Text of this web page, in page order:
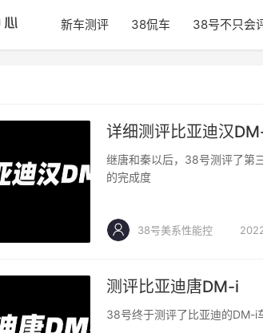
新车测评 38侃车 38号不只会
详细测评比亚迪汉
继唐和秦以后，38号测评了
的完成度
38号美系性能控
测评比亚迪唐DM-i
38号终于测评了比亚迪的DM-i